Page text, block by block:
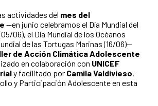
actividades del mes del
—en junio celebramos el Día Mundial del
06), el Día Mundial de los Océanos
de las Tortugas Marinas (16/06)—
de Acción Climática Adolescente
en colaboración con UNICEF
y facilitado por Camila Valdivieso,
y Participación Adolescente en esta